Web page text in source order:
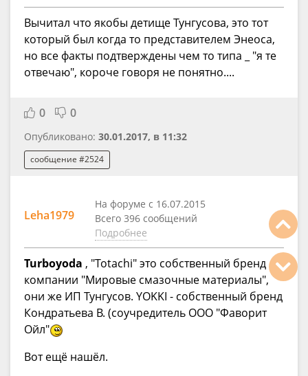
Вычитал что якобы детище Тунгусова, это тот
который был когда то представителем Энеоса,
но все факты подтверждены чем то типа _ "я те
отвечаю", короче говоря не понятно....
0 0
Опубликовано: 30.01.2017, в 11:32
сообщение #2524
Leha1979
На форуме с 16.07.2015
Всего 396 сообщений
Подробнее
Turboyoda , "Totachi" это собственный бренд
компании "Мировые смазочные материалы",
они же ИП Тунгусов. YOKKI - собственный бренд
Кондратьева В. (соучредитель ООО "Фаворит
Ойл"
Вот ещё нашёл.